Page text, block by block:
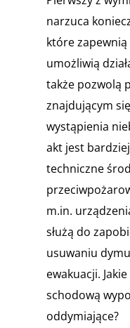
narzuca
które
umożliwią
także pozwolą
znajdującym
wystąpienia
akt jest
techniczne
m.in.
służą do
usuwaniu
ewakuacji.
schodową
oddymiające?